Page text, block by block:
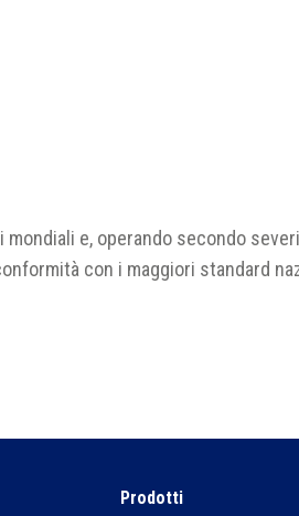
e, operando secondo
con i maggiori standard
Prodotti